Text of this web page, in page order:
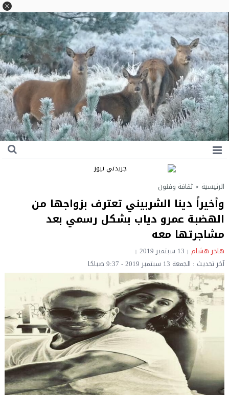
الرئيسية » ثقافة وفنون
وأخيراً دينا الشربيني تعترف بزواجها من
الهضبة عمرو دياب بشكل رسمي بعد
مشاجرتها معه
هاجر هشام 13 سبتمبر 2019
آخر تحديث : الجمعة 13 سبتمبر 2019 - 9:37 صباحًا